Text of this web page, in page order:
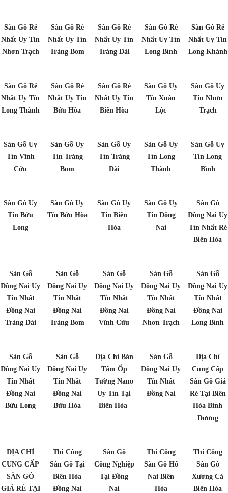
Sàn Gỗ Rẻ
Nhất Uy Tín
Nhơn Trạch
Sàn Gỗ Rẻ
Nhất Uy Tín
Trảng Bom
Sàn Gỗ Rẻ
Nhất Uy Tín
Trảng Dài
Sàn Gỗ Rẻ
Nhất Uy Tín
Long Bình
Sàn Gỗ Rẻ
Nhất Uy Tín
Long Khánh
Sàn Gỗ Rẻ
Nhất Uy Tín
Long Thành
Sàn Gỗ Rẻ
Nhất Uy Tín
Bửu Hòa
Sàn Gỗ Rẻ
Nhất Uy Tín
Biên Hòa
Sàn Gỗ Uy
Tín Xuân
Lộc
Sàn Gỗ Uy
Tín Nhơn
Trạch
Sàn Gỗ Uy
Tín Vĩnh
Cửu
Sàn Gỗ Uy
Tín Trảng
Bom
Sàn Gỗ Uy
Tín Trảng
Dài
Sàn Gỗ Uy
Tín Long
Thành
Sàn Gỗ Uy
Tín Long
Bình
Sàn Gỗ Uy
Tín Bửu
Long
Sàn Gỗ Uy
Tín Bửu Hòa
Sàn Gỗ Uy
Tín Biên
Hòa
Sàn Gỗ Uy
Tín Đông
Nai
Sàn Gỗ
Đồng Nai Uy
Tín Nhất Rẻ
Biên Hòa
Sàn Gỗ
Đồng Nai Uy
Tín Nhất
Đồng Nai
Trảng Dài
Sàn Gỗ
Đồng Nai Uy
Tín Nhất
Đồng Nai
Trảng Bom
Sàn Gỗ
Đồng Nai Uy
Tín Nhất
Đồng Nai
Vĩnh Cửu
Sàn Gỗ
Đồng Nai Uy
Tín Nhất
Đồng Nai
Nhơn Trạch
Sàn Gỗ
Đồng Nai Uy
Tín Nhất
Đồng Nai
Long Bình
Sàn Gỗ
Đồng Nai Uy
Tín Nhất
Đồng Nai
Bửu Long
Sàn Gỗ
Đồng Nai Uy
Tín Nhất
Đồng Nai
Bửu Hòa
Địa Chỉ Bán
Tấm Ốp
Tường Nano
Uy Tín Tại
Biên Hòa
Sàn Gỗ
Đồng Nai Uy
Tín Nhất
Đồng Nai
Địa Chỉ
Cung Cấp
Sàn Gỗ Giá
Rẻ Tại Biên
Hòa Bình
Dương
ĐỊA CHỈ
CUNG CẤP
SÀN GỖ
GIÁ RẺ TẠI
Thi Công
Sàn Gỗ Tại
Biên Hòa
Đồng Nai
Sàn Gỗ
Công Nghiệp
Tại Đồng
Nai
Thi Công
Sàn Gỗ Hố
Nai Biên
Hòa
Thi Công
Sàn Gỗ
Xương Cá
Biên Hòa